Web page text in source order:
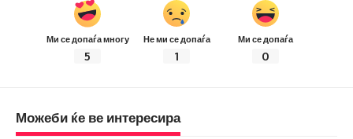
Ми се допаѓа многу
5
Не ми се допаѓа
1
Ми се допаѓа
0
Можеби ќе ве интересира